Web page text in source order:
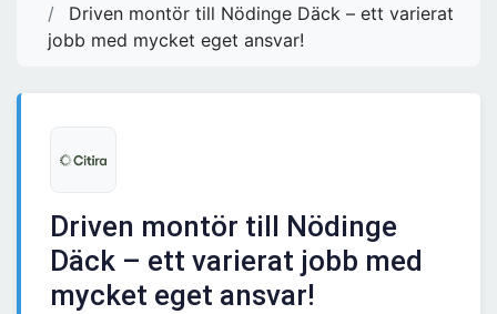
Driven montör till Nödinge Däck – ett varierat
jobb med mycket eget ansvar!
Driven montör till Nödinge
Däck – ett varierat jobb med
mycket eget ansvar!